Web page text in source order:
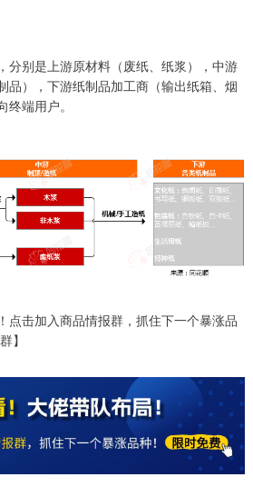
别是上游原材料（废纸、纸浆），中游
品），下游纸制品加工商（输出纸箱、烟
端用户。
点击加入商品情报群，抓住下一个暴涨品
】